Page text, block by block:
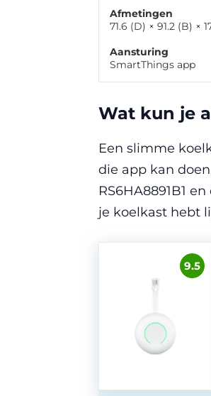
Afmetingen
71.6 (D) × 91.2 (B) ×
Aansturing
SmartThings app
Wat kun je
Een slimme
die app kan
RS6HA8891B1
je koelkast hebt
9.5